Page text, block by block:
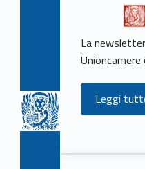
La
Unioncamere
Leggi